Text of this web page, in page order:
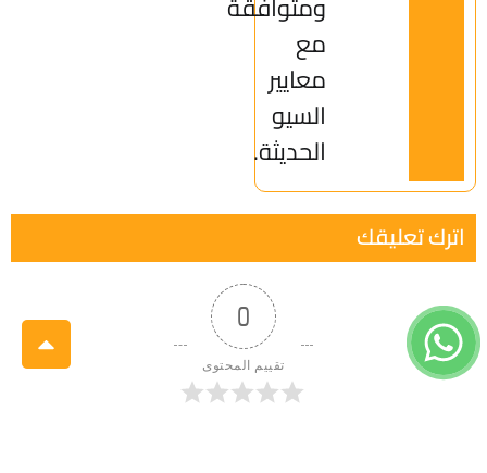
مع
معايير
السيو
الحديثة.
اترك تعليقك
0
تقييم المحتوى